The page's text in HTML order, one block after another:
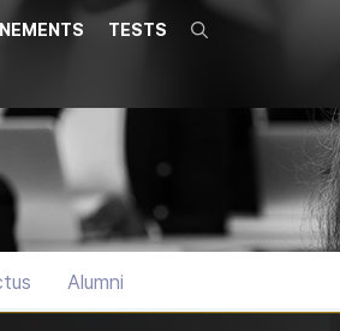
TESTS Recherche
Alumni